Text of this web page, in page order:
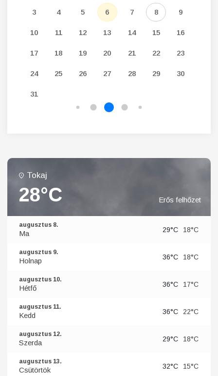
3 4 5 6 7 8 9
10 11 12 13 14 15 16
17 18 19 20 21 22 23
24 25 26 27 28 29 30
31
Tokaj
28°C Erős felhőzet
augusztus 8.
Ma 29°C 18°C
augusztus 9.
Holnap 36°C 18°C
augusztus 10.
Hétfő 36°C 17°C
augusztus 11.
Kedd 36°C 22°C
augusztus 12.
Szerda 29°C 18°C
augusztus 13.
Csütörtök 32°C 15°C